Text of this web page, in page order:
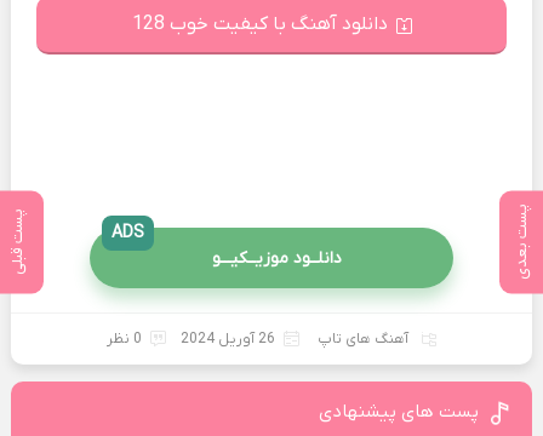
پست بعدی پست قبلی
دانلود آهنگ با کیفیت خوب 128
دانلــود موزیــکیـــو
ADS
آهنگ های تاپ 26 آوریل 2024 0 نظر
پست های پیشنهادی